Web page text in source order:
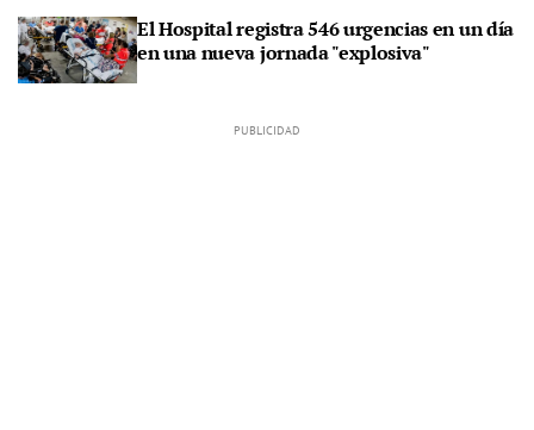
El Hospital registra 546 urgencias en un día
en una nueva jornada "explosiva"